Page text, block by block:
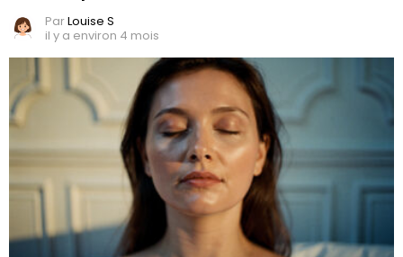
ParLouise S
il y a environ 4 mois